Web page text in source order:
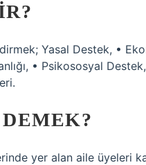
Yasal Destek, •
• Psikososyal
yer alan aile üyeleri